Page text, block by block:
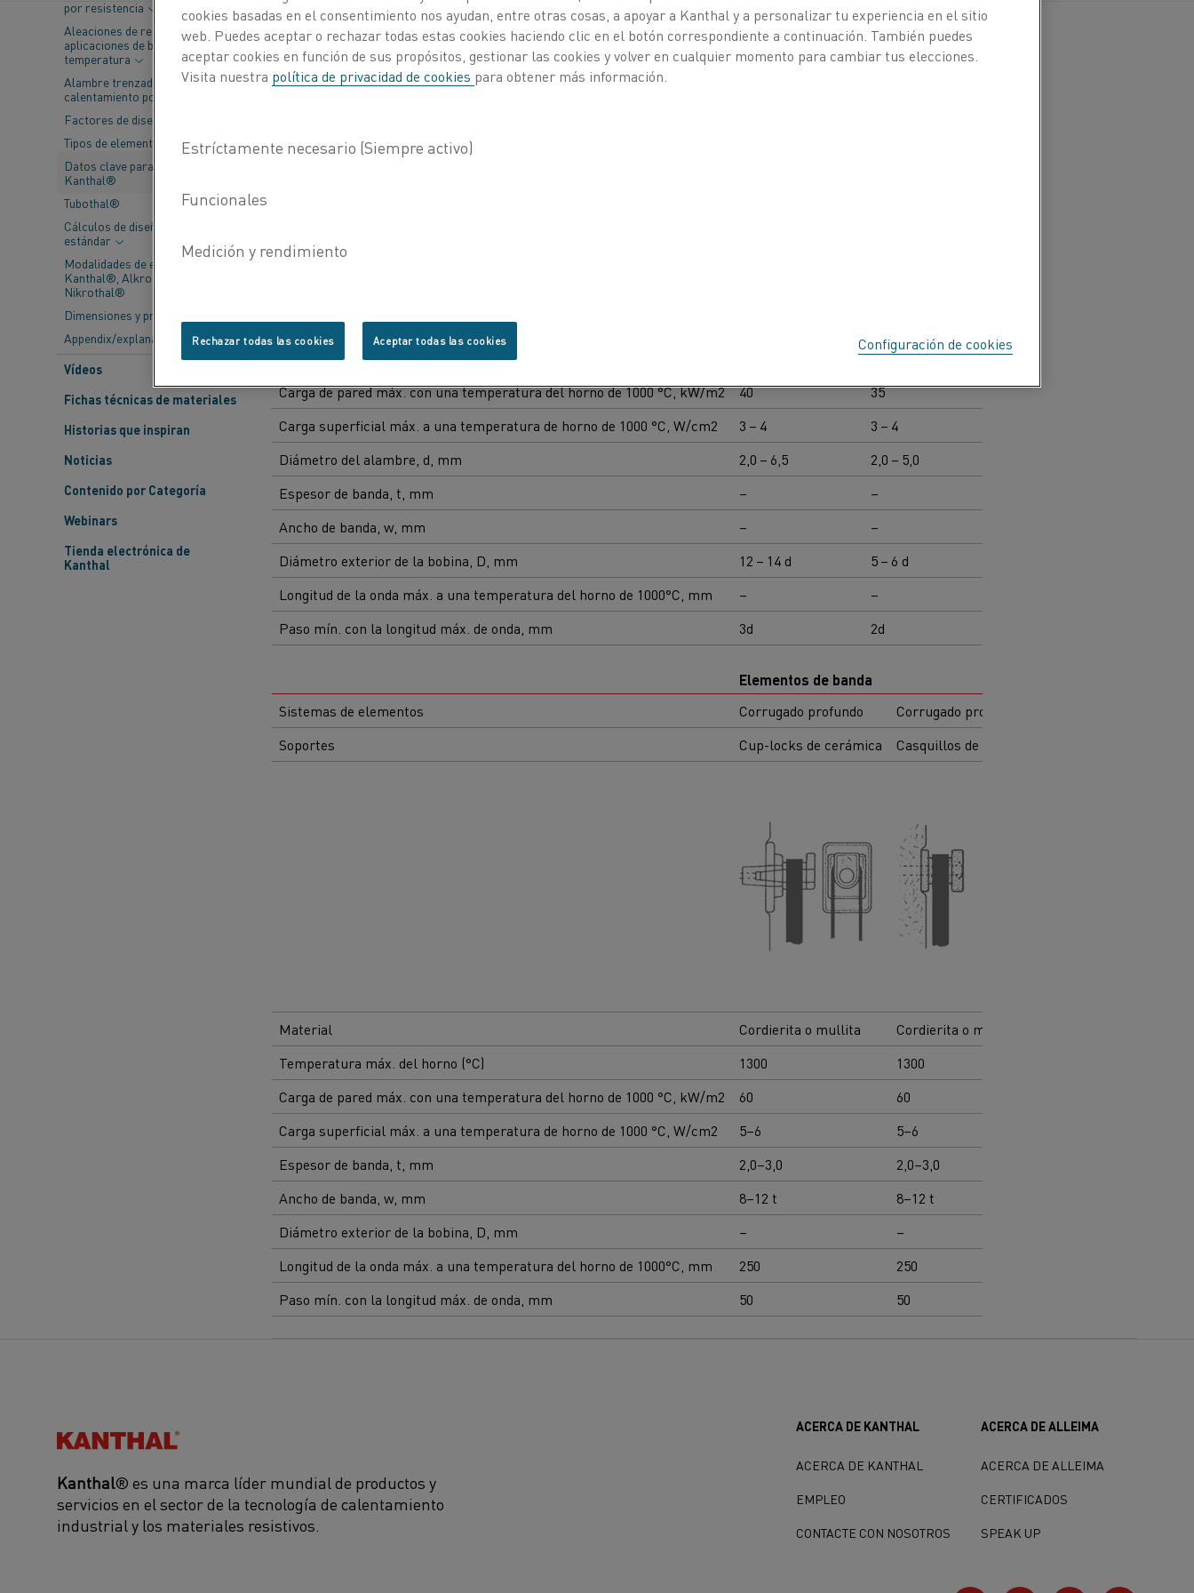
por resistencia
Aleaciones de resistencia para
aplicaciones de baja
temperatura
Alambre trenzado de
calentamiento por resistencia
Factores de diseño
Tipos de elementos
Datos clave para elementos
Kanthal®
Tubothal®
Cálculos de diseño y tolerancias
estándar
Modalidades de entrega:
Kanthal®, Alkrothal® y
Nikrothal®
Dimensiones y propiedades
Appendix/explanations
Vídeos
Fichas técnicas de materiales
Historias que inspiran
Noticias
Contenido por Categoría
Webinars
Tienda electrónica de
Kanthal
Sistemas de elementos Espiral Espiral
Soportes
Tubos de cerámica Ranuras
Material
Temperatura máx. del horno (°C)
1250 800
Carga de pared máx. con una temperatura del horno de 1000 °C, kW/m2
40 35 –
Carga superficial máx. a una temperatura de horno de 1000 °C, W/cm2
3 – 4 3 – 4
Diámetro del alambre, d, mm
2,0 – 6,5 2,0 – 5,0
Espesor de banda, t, mm
– –
Ancho de banda, w, mm
– –
Diámetro exterior de la bobina, D, mm
12 – 14 d 5 – 6 d
Longitud de la onda máx. a una temperatura del horno de 1000°C, mm
– –
Paso mín. con la longitud máx. de onda, mm
3d 2d
Elementos de banda
Sistemas de elementos Corrugado profundo Corrugado profundo
Soportes
Cup-locks de cerámica Casquillos de cerámica
Material Cordierita o mullita Cordierita o mullita
Temperatura máx. del horno (°C)
1300 1300
Carga de pared máx. con una temperatura del horno de 1000 °C, kW/m2
60 60
Carga superficial máx. a una temperatura de horno de 1000 °C, W/cm2
5–6 5–6
Espesor de banda, t, mm
2,0–3,0 2,0–3,0
Ancho de banda, w, mm
8–12 t 8–12 t
Diámetro exterior de la bobina, D, mm
– –
Longitud de la onda máx. a una temperatura del horno de 1000°C, mm
250 250
Paso mín. con la longitud máx. de onda, mm
50 50
Kanthal®
Kanthal® es una marca líder mundial de productos y
servicios en el sector de la tecnología de calentamiento
industrial y los materiales resistivos.
ACERCA DE KANTHAL
ACERCA DE KANTHAL
EMPLEO
CONTACTE CON NOSOTROS
ACERCA DE ALLEIMA
ACERCA DE ALLEIMA
CERTIFICADOS
SPEAK UP
cookies basadas en el consentimiento nos ayudan, entre otras cosas, a apoyar a Kanthal y a personalizar tu experiencia en el sitio
web. Puedes aceptar o rechazar todas estas cookies haciendo clic en el botón correspondiente a continuación. También puedes
aceptar cookies en función de sus propósitos, gestionar las cookies y volver en cualquier momento para cambiar tus elecciones.
Visita nuestra política de privacidad de cookies para obtener más información.
Configuración de cookies
Rechazar todas las cookies Aceptar todas las cookies